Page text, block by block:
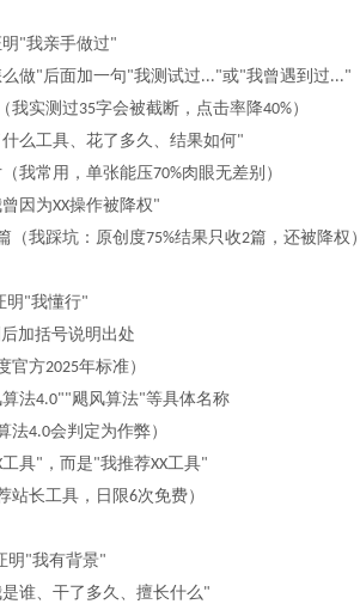
"我亲手做过"
做" 后面加一句"我测试过..."或"我曾遇到过..."
我实测过35字会被截断，点击率降40%）
什么工具、花了多久、结果如何"
我常用，单张能压70%肉眼无差别）
因为XX操作被降权"
（我踩坑：原创度75%结果只收2篇，还被降权）
明 "我懂行"
加括号说明出处
官方2025年标准）
法4.0""飓风算法"等具体名称
法4.0会判定为作弊）
工具" ，而是"我推荐XX工具"
站长工具，日限6次免费）
明 "我有背景"
谁、干了多久、擅长什么 "